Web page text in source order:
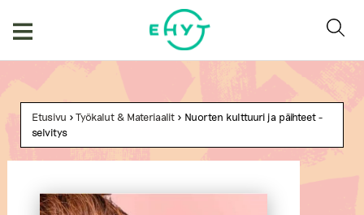
Etusivu >Työkalut & Materiaalit> Nuorten kulttuuri ja päihteet -
selvitys